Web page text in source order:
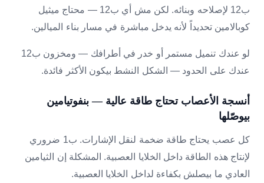
ب12 لإصلاحه وبنائه. لكن مش أي ب12 — محتاج ميثيل
كوبالامين تحديداً لأنه يدخل مباشرة في مسار بناء الميالين.
لو عندك تنميل مستمر أو خدر في أطرافك — ومخزون ب12
عندك على الحدود — الشكل النشط بيكون الأكثر فائدة.
أنسجة الأعصاب تحتاج طاقة عالية — بنفوتيامين
بيوصّلها
كل عصب يحتاج طاقة ضخمة لنقل الإشارات. ب1 ضروري
لإنتاج هذه الطاقة داخل الخلايا العصبية. المشكلة إن الثيامين
العادي ما بيصلش بكفاءة لداخل الخلايا العصبية.